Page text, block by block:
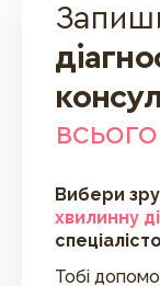
всього
Вибери
хвилинну
Тобі